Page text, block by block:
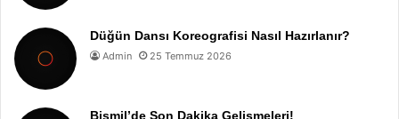
Düğün Dansı Koreografisi Nasıl Hazırlanır?
Admin 25 Temmuz 2026
Bismil’de Son Dakika Gelişmeleri!